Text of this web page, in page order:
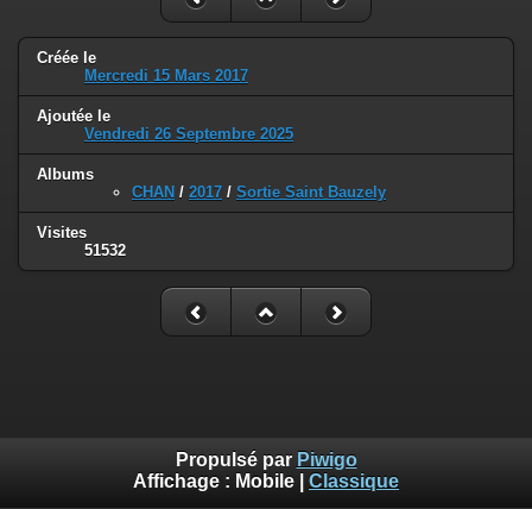
Créée le
Mercredi 15 Mars 2017
Ajoutée le
Vendredi 26 Septembre 2025
Albums
CHAN / 2017 / Sortie Saint Bauzely
Visites
51532
Propulsé par Piwigo
Affichage : Mobile Classique